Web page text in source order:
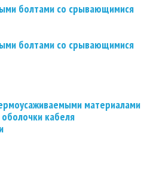
болтами со срывающимися
болтами со срывающимися
материалами
кабеля